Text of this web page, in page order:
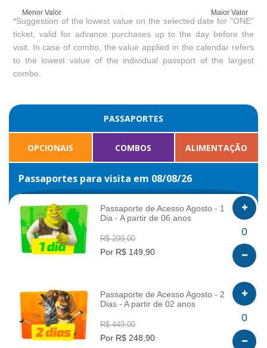
Menor Valor Maior Valor
*Suggestion of the lowest value on the selected date for "ONE"
ticket, valid for advance purchases up to the day before the
visit. In case of combo, the value applied in the calendar refers
to the lowest value of the individual passport of the largest
combo.
PASSAPORTES
OPCIONAIS COMBOS ALIMENTAÇÃO
Passaportes para visita em 08/08/26
INFO
Passaporte de Acesso Agosto - 1
Dia - A partir de 06 anos
R$ 299,00
Por R$ 149,90
0
INFO
Passaporte de Acesso Agosto - 2
Dias - A partir de 02 anos
R$ 449,00
Por R$ 248,90
0